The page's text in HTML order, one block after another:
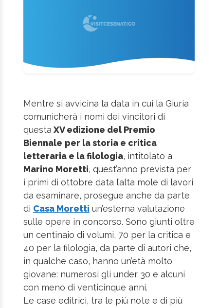
Mentre si avvicina la data in cui la Giuria
comunicherà i nomi dei vincitori di
questa XV edizione del Premio
Biennale per la storia e critica
letteraria e la filologia, intitolato a
Marino Moretti, quest’anno prevista per
i primi di ottobre data l’alta mole di lavori
da esaminare, prosegue anche da parte
di Casa Moretti un’esterna valutazione
sulle opere in concorso. Sono giunti oltre
un centinaio di volumi, 70 per la critica e
40 per la filologia, da parte di autori che,
in qualche caso, hanno un’età molto
giovane: numerosi gli under 30 e alcuni
con meno di venticinque anni.
Le case editrici, tra le più note e di più